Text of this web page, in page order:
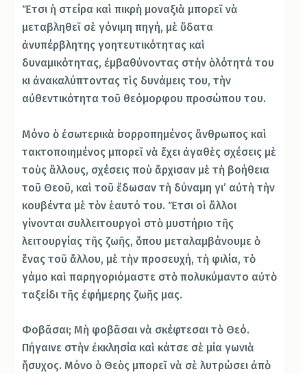
Ἔτσι ἡ στείρα καὶ πικρὴ μοναξιὰ μπορεῖ νὰ
μεταβληθεῖ σὲ γόνιμη πηγή, μὲ ὕδατα
ἀνυπέρβλητης γοητευτικότητας καὶ
δυναμικότητας, ἐμβαθύνοντας στὴν ὁλότητά του
κι ἀνακαλύπτοντας τὶς δυνάμεις του, τὴν
αὐθεντικότητα τοῦ θεόμορφου προσώπου του.
Μόνο ὁ ἐσωτερικὰ ἰσορροπημένος ἄνθρωπος καὶ
τακτοποιημένος μπορεῖ νὰ ἔχει ἀγαθὲς σχέσεις μὲ
τοὺς ἄλλους, σχέσεις ποὺ ἄρχισαν μὲ τὴ βοήθεια
τοῦ Θεοῦ, καὶ τοῦ ἔδωσαν τὴ δύναμη γι’ αὐτὴ τὴν
κουβέντα μὲ τὸν ἑαυτό του. Ἔτσι οἱ ἄλλοι
γίνονται συλλειτουργοὶ στὸ μυστήριο τῆς
λειτουργίας τῆς ζωῆς, ὅπου μεταλαμβάνουμε ὁ
ἕνας τοῦ ἄλλου, μὲ τὴν προσευχή, τὴ φιλία, τὸ
γάμο καὶ παρηγοριόμαστε στὸ πολυκύμαντο αὐτὸ
ταξείδι τῆς ἐφήμερης ζωῆς μας.
Φοβᾶσαι; Μὴ φοβᾶσαι νὰ σκέφτεσαι τὸ Θεό.
Πήγαινε στὴν ἐκκλησία καὶ κάτσε σὲ μία γωνιὰ
ἥσυχος. Μόνο ὁ Θεὸς μπορεῖ νὰ σὲ λυτρώσει ἀπὸ